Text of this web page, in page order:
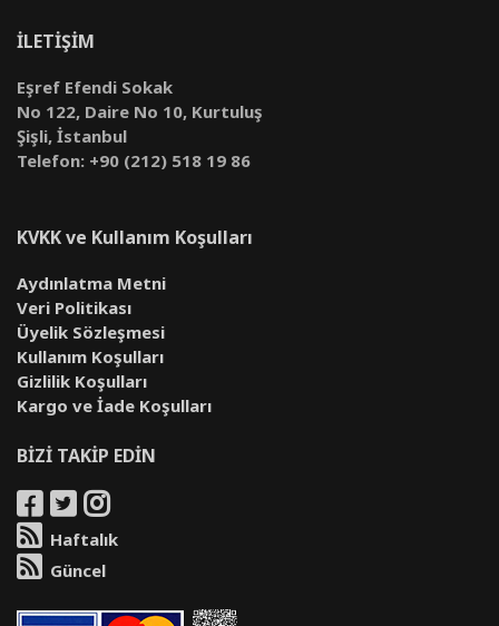
İLETİŞİM
Eşref Efendi Sokak
No 122, Daire No 10, Kurtuluş
Şişli, İstanbul
Telefon: +90 (212) 518 19 86
KVKK ve Kullanım Koşulları
Aydınlatma Metni
Veri Politikası
Üyelik Sözleşmesi
Kullanım Koşulları
Gizlilik Koşulları
Kargo ve İade Koşulları
BİZİ TAKİP EDİN
Haftalık
Güncel